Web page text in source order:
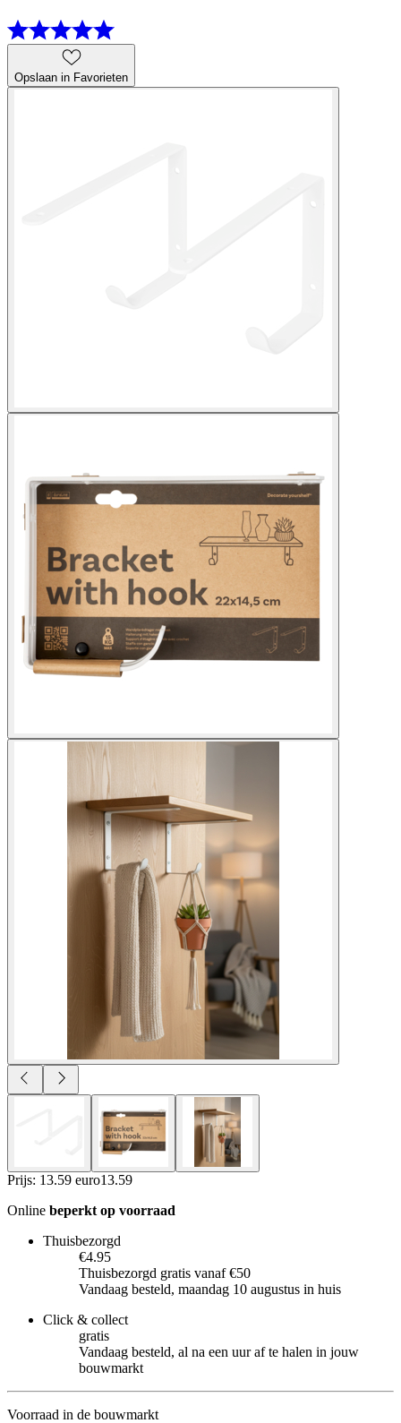
Opslaan in Favorieten
Prijs: 13.59 euro13.59
Online beperkt op voorraad
Thuisbezorgd
€4.95
Thuisbezorgd gratis vanaf €50
Vandaag besteld, maandag 10 augustus in huis
Click & collect
gratis
Vandaag besteld, al na een uur af te halen in jouw
bouwmarkt
Voorraad in de bouwmarkt